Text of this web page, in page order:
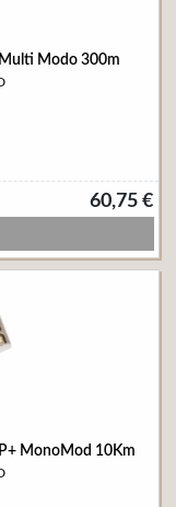
Modo 300m
60,75 €
MonoMod 10Km